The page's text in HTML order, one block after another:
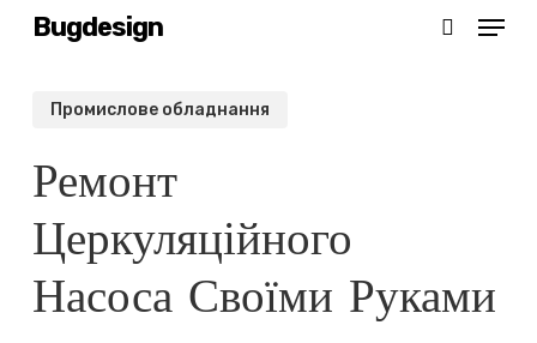
SkipBugdesign Menu
Промислове обладнання
Ремонт
Церкуляційного
Насоса Своїми Руками